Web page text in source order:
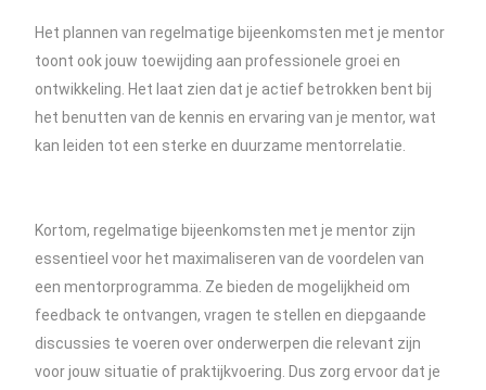
Het plannen van regelmatige bijeenkomsten met je mentor
toont ook jouw toewijding aan professionele groei en
ontwikkeling. Het laat zien dat je actief betrokken bent bij
het benutten van de kennis en ervaring van je mentor, wat
kan leiden tot een sterke en duurzame mentorrelatie.
Kortom, regelmatige bijeenkomsten met je mentor zijn
essentieel voor het maximaliseren van de voordelen van
een mentorprogramma. Ze bieden de mogelijkheid om
feedback te ontvangen, vragen te stellen en diepgaande
discussies te voeren over onderwerpen die relevant zijn
voor jouw situatie of praktijkvoering. Dus zorg ervoor dat je